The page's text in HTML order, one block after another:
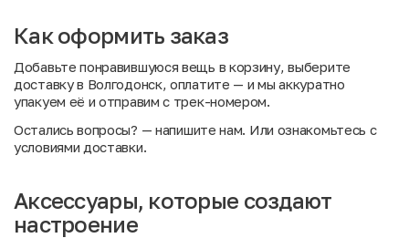
Как оформить заказ
Добавьте понравившуюся вещь в корзину, выберите
доставку в Волгодонск, оплатите — и мы аккуратно
упакуем её и отправим с трек-номером.
Остались вопросы? — напишите нам. Или ознакомьтесь с
условиями доставки.
Аксессуары, которые создают
настроение